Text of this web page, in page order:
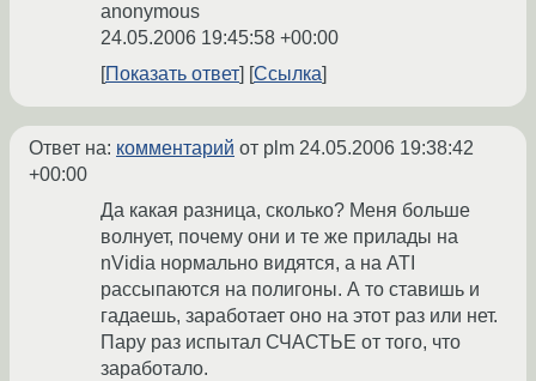
anonymous
24.05.2006 19:45:58 +00:00
Показать ответ
Ссылка
Ответ на: комментарий от plm 24.05.2006 19:38:42
+00:00
Да какая разница, сколько? Меня больше
волнует, почему они и те же прилады на
nVidia нормально видятся, а на ATI
рассыпаются на полигоны. А то ставишь и
гадаешь, заработает оно на этот раз или нет.
Пару раз испытал СЧАСТЬЕ от того, что
заработало.